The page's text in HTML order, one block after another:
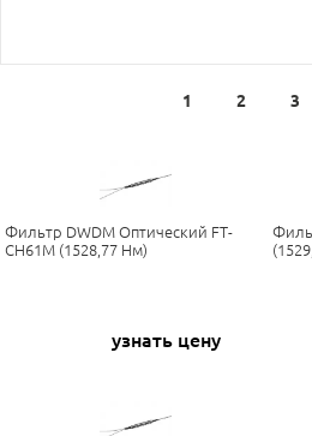
1 2 3
Фильтр DWDM Оптический FT-
CH61M (1528,77 Нм)
узнать цену